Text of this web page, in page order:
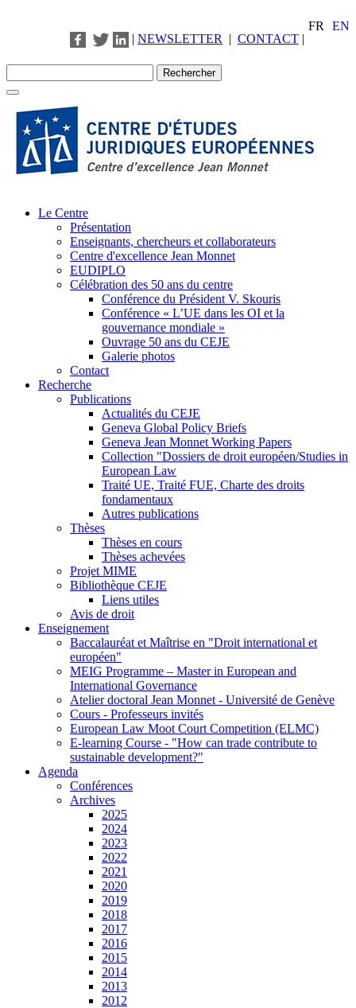
FR
EN
| NEWSLETTER | CONTACT |
Le Centre
Présentation
Enseignants, chercheurs et collaborateurs
Centre d'excellence Jean Monnet
EUDIPLO
Célébration des 50 ans du centre
Conférence du Président V. Skouris
Conférence « L’UE dans les OI et la
gouvernance mondiale »
Ouvrage 50 ans du CEJE
Galerie photos
Contact
Recherche
Publications
Actualités du CEJE
Geneva Global Policy Briefs
Geneva Jean Monnet Working Papers
Collection "Dossiers de droit européen/Studies in
European Law
Traité UE, Traité FUE, Charte des droits
fondamentaux
Autres publications
Thèses
Thèses en cours
Thèses achevées
Projet MIME
Bibliothèque CEJE
Liens utiles
Avis de droit
Enseignement
Baccalauréat et Maîtrise en "Droit international et
européen"
MEIG Programme – Master in European and
International Governance
Atelier doctoral Jean Monnet - Université de Genève
Cours - Professeurs invités
European Law Moot Court Competition (ELMC)
E-learning Course - "How can trade contribute to
sustainable development?"
Agenda
Conférences
Archives
2025
2024
2023
2022
2021
2020
2019
2018
2017
2016
2015
2014
2013
2012